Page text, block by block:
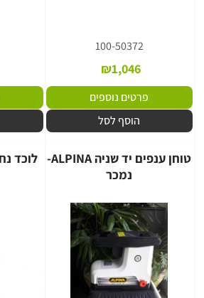
100-50372
₪1,046
פרטים נוספים
הוסף לסל
טוחן ענפים יד שניה ALPINA-
נמכר